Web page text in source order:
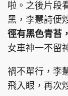
啦。之後片段
黑，李慧詩便
徑有黑色青苔
女車神一不留
禍不單行，李
飛入眼，再次